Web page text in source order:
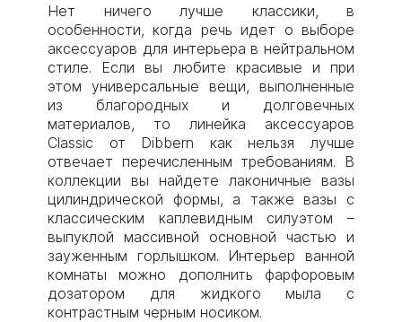
Нет ничего лучше классики, в
особенности, когда речь идет о выборе
аксессуаров для интерьера в нейтральном
стиле. Если вы любите красивые и при
этом универсальные вещи, выполненные
из благородных и долговечных
материалов, то линейка аксессуаров
Classic от Dibbern как нельзя лучше
отвечает перечисленным требованиям. В
коллекции вы найдете лаконичные вазы
цилиндрической формы, а также вазы с
классическим каплевидным силуэтом –
выпуклой массивной основной частью и
зауженным горлышком. Интерьер ванной
комнаты можно дополнить фарфоровым
дозатором для жидкого мыла с
контрастным черным носиком.